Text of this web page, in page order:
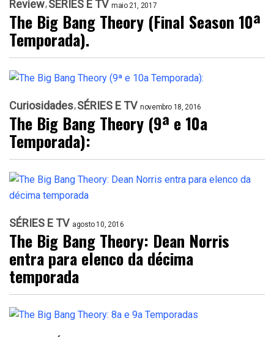
Review SÉRIES E TV maio 21, 2017
The Big Bang Theory (Final Season 10ª
Temporada).
Curiosidades SÉRIES E TV novembro 18, 2016
The Big Bang Theory (9ª e 10a
Temporada):
SÉRIES E TV agosto 10, 2016
The Big Bang Theory: Dean Norris
entra para elenco da décima
temporada